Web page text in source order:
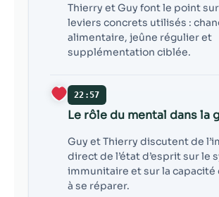
Thierry et Guy font le point
leviers concrets utilisés :
alimentaire, jeûne régulier et
supplémentation ciblée.
22:57
Le rôle du mental dans la
Guy et Thierry discutent de
direct de l’état d’esprit sur le
immunitaire et sur la capacité
à se réparer.